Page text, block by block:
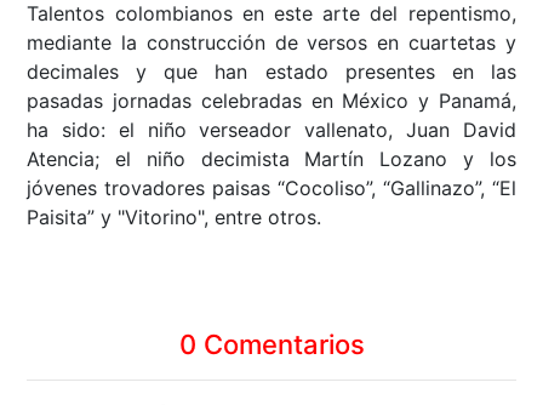
Talentos colombianos en este arte del repentismo,
mediante la construcción de versos en cuartetas y
decimales y que han estado presentes en las
pasadas jornadas celebradas en México y Panamá,
ha sido: el niño verseador vallenato, Juan David
Atencia; el niño decimista Martín Lozano y los
jóvenes trovadores paisas “Cocoliso”, “Gallinazo”, “El
Paisita” y "Vitorino", entre otros.
0 Comentarios